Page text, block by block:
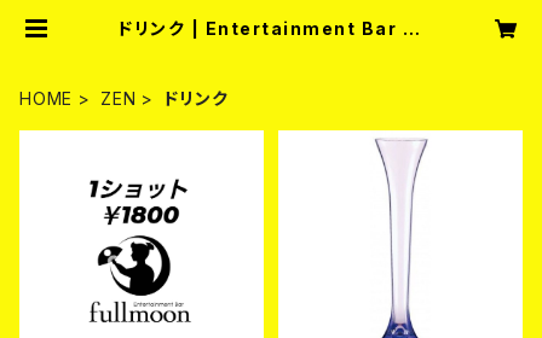
ドリンク | Entertainment Bar fu
HOME ZEN ドリンク